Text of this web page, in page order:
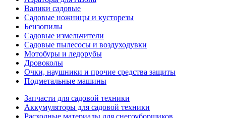
Валики садовые
Садовые ножницы и кусторезы
Бензопилы
Садовые измельчители
Садовые пылесосы и воздуходувки
Мотобуры и ледорубы
Дровоколы
Очки, наушники и прочие средства защиты
Подметальные машины
Запчасти для садовой техники
Аккумуляторы для садовой техники
Расходные материалы для снегоуборщиков